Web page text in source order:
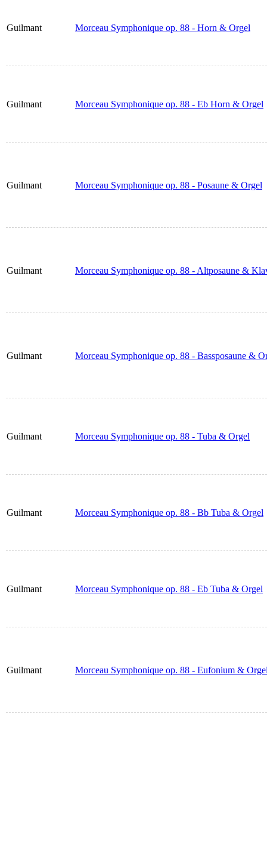
Guilmant Morceau Symphonique op. 88 - Horn & Orgel
Guilmant Morceau Symphonique op. 88 - Eb Horn & Orgel
Guilmant Morceau Symphonique op. 88 - Posaune & Orgel
Guilmant Morceau Symphonique op. 88 - Altposaune &
Guilmant Morceau Symphonique op. 88 - Bassposaune &
Guilmant Morceau Symphonique op. 88 - Tuba & Orgel
Guilmant Morceau Symphonique op. 88 - Bb Tuba & Orgel
Guilmant Morceau Symphonique op. 88 - Eb Tuba & Orgel
Guilmant Morceau Symphonique op. 88 - Eufonium &